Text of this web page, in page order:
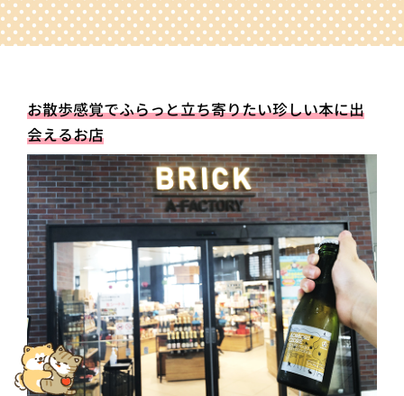
お散歩感覚でふらっと立ち寄りたい珍しい本に出
会えるお店